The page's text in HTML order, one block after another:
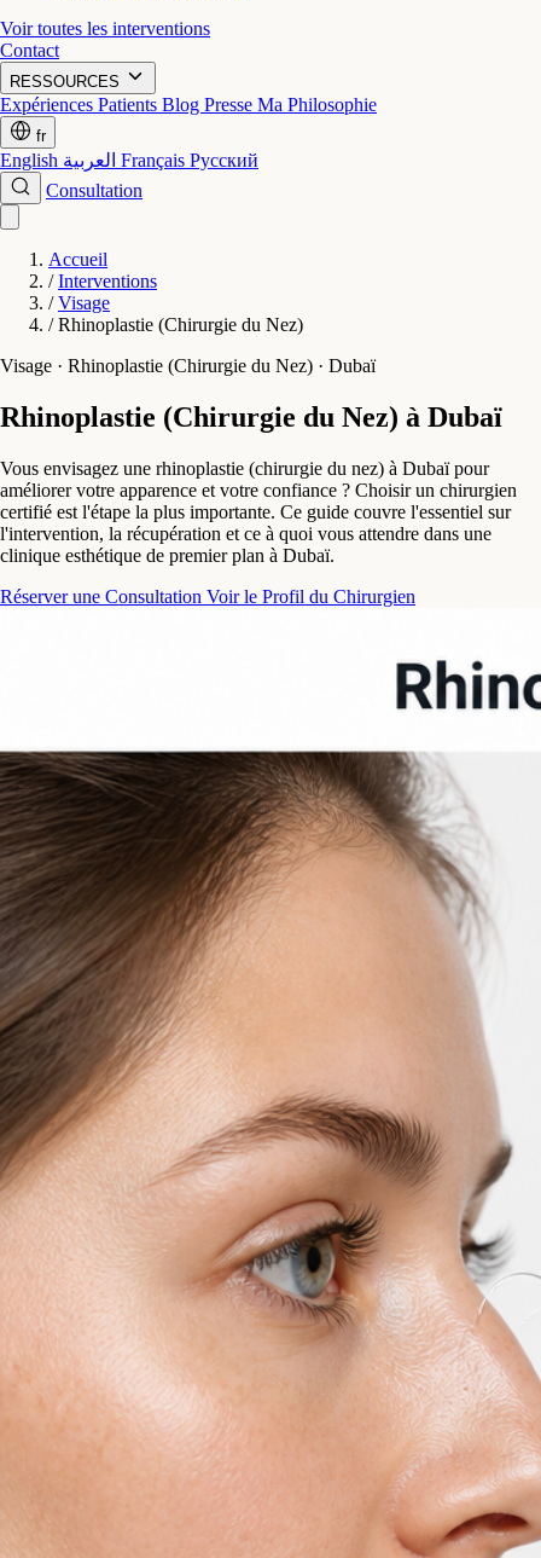
Voir toutes les interventions
Contact
RESSOURCES
Expériences Patients Blog Presse Ma Philosophie
fr
English Français Русский
Consultation
Accueil
/ Interventions
/ Visage
/ Rhinoplastie (Chirurgie du Nez)
Visage · Rhinoplastie (Chirurgie du Nez) · Dubaï
Rhinoplastie (Chirurgie du Nez) à Dubaï
Vous envisagez une rhinoplastie (chirurgie du nez) à Dubaï pour
améliorer votre apparence et votre confiance ? Choisir un chirurgien
certifié est l'étape la plus importante. Ce guide couvre l'essentiel sur
l'intervention, la récupération et ce à quoi vous attendre dans une
clinique esthétique de premier plan à Dubaï.
Réserver une Consultation Voir le Profil du Chirurgien